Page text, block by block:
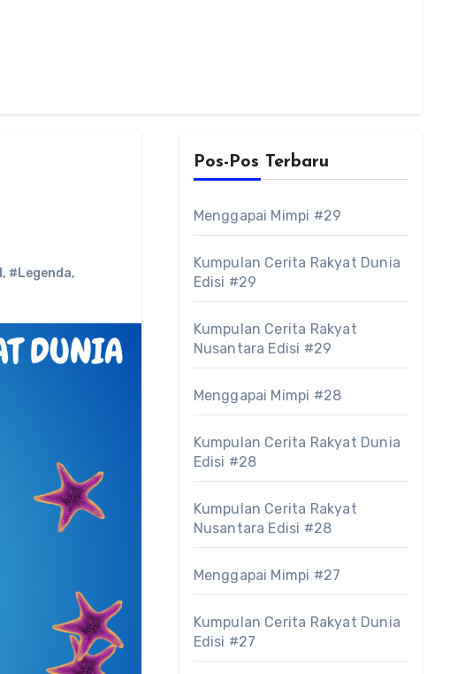
, #Legenda,
Pos-Pos Terbaru
Menggapai Mimpi #29
Kumpulan Cerita Rakyat Dunia
Edisi #29
Kumpulan Cerita Rakyat
Nusantara Edisi #29
Menggapai Mimpi #28
Kumpulan Cerita Rakyat Dunia
Edisi #28
Kumpulan Cerita Rakyat
Nusantara Edisi #28
Menggapai Mimpi #27
Kumpulan Cerita Rakyat Dunia
Edisi #27